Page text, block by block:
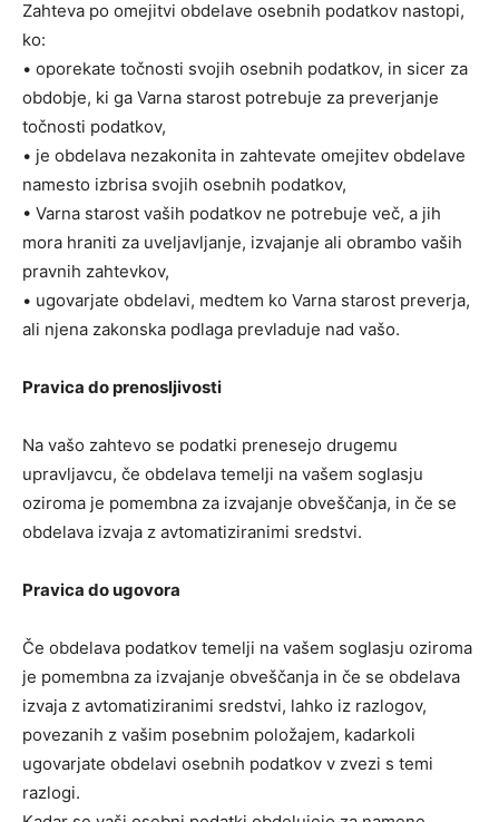
Zahteva po omejitvi obdelave osebnih podatkov nastopi,
ko:
• oporekate točnosti svojih osebnih podatkov, in sicer za
obdobje, ki ga Varna starost potrebuje za preverjanje
točnosti podatkov,
• je obdelava nezakonita in zahtevate omejitev obdelave
namesto izbrisa svojih osebnih podatkov,
• Varna starost vaših podatkov ne potrebuje več, a jih
mora hraniti za uveljavljanje, izvajanje ali obrambo vaših
pravnih zahtevkov,
• ugovarjate obdelavi, medtem ko Varna starost preverja,
ali njena zakonska podlaga prevladuje nad vašo.
Pravica do prenosljivosti
Na vašo zahtevo se podatki prenesejo drugemu
upravljavcu, če obdelava temelji na vašem soglasju
oziroma je pomembna za izvajanje obveščanja, in če se
obdelava izvaja z avtomatiziranimi sredstvi.
Pravica do ugovora
Če obdelava podatkov temelji na vašem soglasju oziroma
je pomembna za izvajanje obveščanja in če se obdelava
izvaja z avtomatiziranimi sredstvi, lahko iz razlogov,
povezanih z vašim posebnim položajem, kadarkoli
ugovarjate obdelavi osebnih podatkov v zvezi s temi
razlogi.